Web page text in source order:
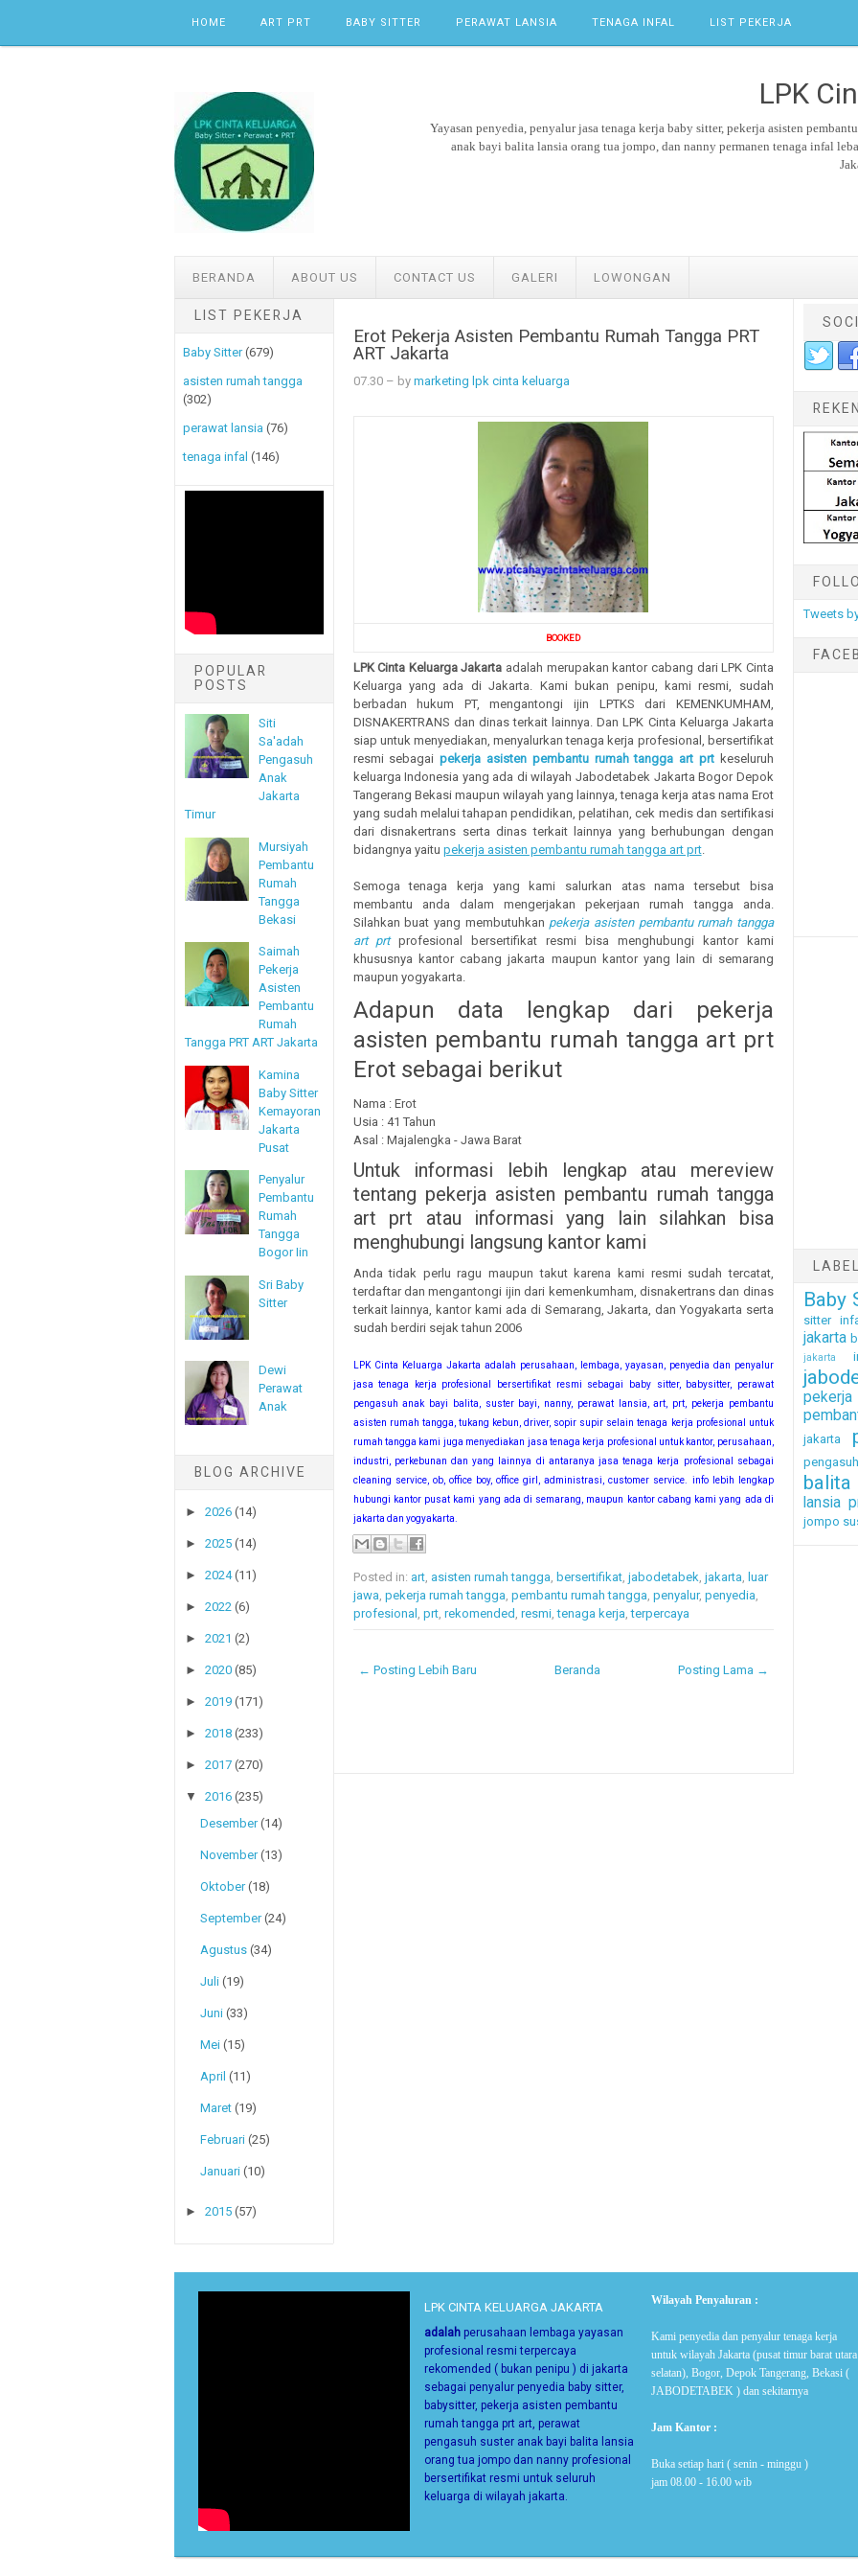
HOME ART PRT BABY SITTER PERAWAT LANSIA TENAGA INFAL LIST PEKERJA
LPK
Yayasan penyedia, penyalur jasa tenaga kerja baby sitter, pekerja asisten
anak bayi balita lansia orang tua jompo, dan nanny permanen tenaga infal
BERANDA ABOUT US CONTACT US GALERI LOWONGAN
LIST PEKERJA
Baby Sitter (679)
asisten rumah tangga
(302)
perawat lansia (76)
tenaga infal (146)
POPULAR
POSTS
Siti
Sa'adah
Pengasuh
Anak
Jakarta
Timur
Mursiyah
Pembantu
Rumah
Tangga
Bekasi
Saimah
Pekerja
Asisten
Pembantu
Rumah
Tangga PRT ART Jakarta
Kamina
Baby Sitter
Kemayoran
Jakarta
Pusat
Penyalur
Pembantu
Rumah
Tangga
Bogor Iin
Sri Baby
Sitter
Dewi
Perawat
Anak
BLOG ARCHIVE
►2026 (14)
►2025 (14)
►2024 (11)
►2022 (6)
►2021 (2)
►2020 (85)
►2019 (171)
►2018 (233)
►2017 (270)
▼ 2016 (235)
Desember (14)
November (13)
Oktober (18)
September (24)
Agustus (34)
Juli (19)
Juni (33)
Mei (15)
April (11)
Maret (19)
Februari (25)
Januari (10)
►2015 (57)
Erot Pekerja Asisten Pembantu Rumah Tangga PRT
ART Jakarta
07.30– by marketing lpk cinta keluarga
BOOKED
LPK Cinta Keluarga Jakarta adalah merupakan kantor cabang dari LPK Cinta
Keluarga yang ada di Jakarta. Kami bukan penipu, kami resmi, sudah
berbadan hukum PT, mengantongi ijin LPTKS dari KEMENKUMHAM,
DISNAKERTRANS dan dinas terkait lainnya. Dan LPK Cinta Keluarga Jakarta
siap untuk menyediakan, menyalurkan tenaga kerja profesional, bersertifikat
resmi sebagaipekerja asisten pembantu rumah tangga art prt keseluruh
keluarga Indonesia yang ada di wilayah Jabodetabek Jakarta Bogor Depok
Tangerang Bekasi maupun wilayah yang lainnya, tenaga kerja atas nama Erot
yang sudah melalui tahapan pendidikan, pelatihan, cek medis dan sertifikasi
dari disnakertrans serta dinas terkait lainnya yang berhubungan dengan
bidangnya yaitu pekerja asisten pembantu rumah tangga art prt.
Semoga tenaga kerja yang kami salurkan atas nama tersebut bisa
membantu anda dalam mengerjakan pekerjaan rumah tangga anda.
Silahkan buat yang membutuhkan pekerja asisten pembantu rumah tangga
art prtprofesional bersertifikat resmi bisa menghubungi kantor kami
khususnya kantor cabang jakarta maupun kantor yang lain di semarang
maupun yogyakarta.
Adapun data lengkap dari pekerja
asisten pembantu rumah tangga art prt
Erot sebagai berikut
Nama : Erot
Usia : 41 Tahun
Asal : Majalengka - Jawa Barat
Untuk informasi lebih lengkap atau mereview
tentang pekerja asisten pembantu rumah tangga
art prt atau informasi yang lain silahkan bisa
menghubungi langsung kantor kami
Anda tidak perlu ragu maupun takut karena kami resmi sudah tercatat,
terdaftar dan mengantongi ijin dari kemenkumham, disnakertrans dan dinas
terkait lainnya, kantor kami ada di Semarang, Jakarta, dan Yogyakarta serta
sudah berdiri sejak tahun 2006
LPK Cinta Keluarga Jakarta adalah perusahaan, lembaga, yayasan, penyedia dan penyalur
jasa tenaga kerja profesional bersertifikat resmi sebagai baby sitter, babysitter, perawat
pengasuh anak bayi balita, suster bayi, nanny, perawat lansia, art, prt, pekerja pembantu
asisten rumah tangga, tukang kebun, driver, sopir supir selain tenaga kerja profesional untuk
rumah tangga kami juga menyediakan jasa tenaga kerja profesional untuk kantor, perusahaan,
industri, perkebunan dan yang lainnya di antaranya jasa tenaga kerja profesional sebagai
cleaning service, ob, office boy, office girl, administrasi, customer service. info lebih lengkap
hubungi kantor pusat kami yang ada di semarang, maupun kantor cabang kami yang ada di
jakarta dan yogyakarta.
Posted in: art, asisten rumah tangga, bersertifikat, jabodetabek, jakarta, luar
jawa, pekerja rumah tangga, pembantu rumah tangga, penyalur, penyedia,
profesional , prt, rekomended , resmi,tenaga kerja,terpercaya
← Posting Lebih Baru Posting Lama →
Beranda
Tweets
Baby
sitter
jakarta
jakarta
jakarta
balita
lansia
jompo
LPK CINTA KELUARGA JAKARTA
adalah perusahaan lembaga yayasan
profesional resmi terpercaya
rekomended ( bukan penipu ) di jakarta
sebagai penyalur penyedia baby sitter,
babysitter, pekerja asisten pembantu
rumah tangga prt art, perawat
pengasuh suster anak bayi balita lansia
orang tua jompo dan nanny profesional
bersertifikat resmi untuk seluruh
keluarga di wilayah jakarta.
Wilayah Penyaluran :
Kami penyedia dan penyalur tenaga kerja
untuk wilayah Jakarta (pusat timur barat utara
selatan), Bogor, Depok Tangerang, Bekasi (
JABODETABEK ) dan sekitarnya
Jam Kantor :
Buka setiap hari ( senin - minggu )
jam 08.00 - 16.00 wib